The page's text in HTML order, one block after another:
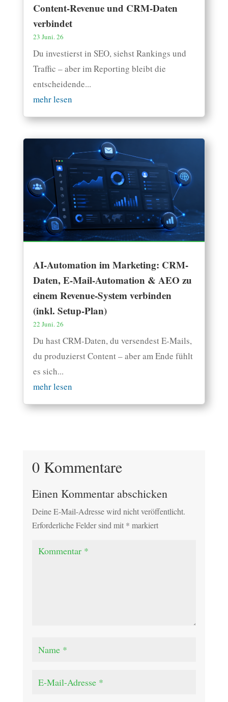
Content-Revenue und CRM-Daten
verbindet
23 Juni. 26
Du investierst in SEO, siehst Rankings und
Traffic – aber im Reporting bleibt die
entscheidende...
mehr lesen
AI-Automation im Marketing: CRM-
Daten, E-Mail-Automation & AEO zu
einem Revenue-System verbinden
(inkl. Setup-Plan)
22 Juni. 26
Du hast CRM-Daten, du versendest E-Mails,
du produzierst Content – aber am Ende fühlt
es sich...
mehr lesen
0 Kommentare
Einen Kommentar abschicken
Deine E-Mail-Adresse wird nicht veröffentlicht.
Erforderliche Felder sind mit * markiert